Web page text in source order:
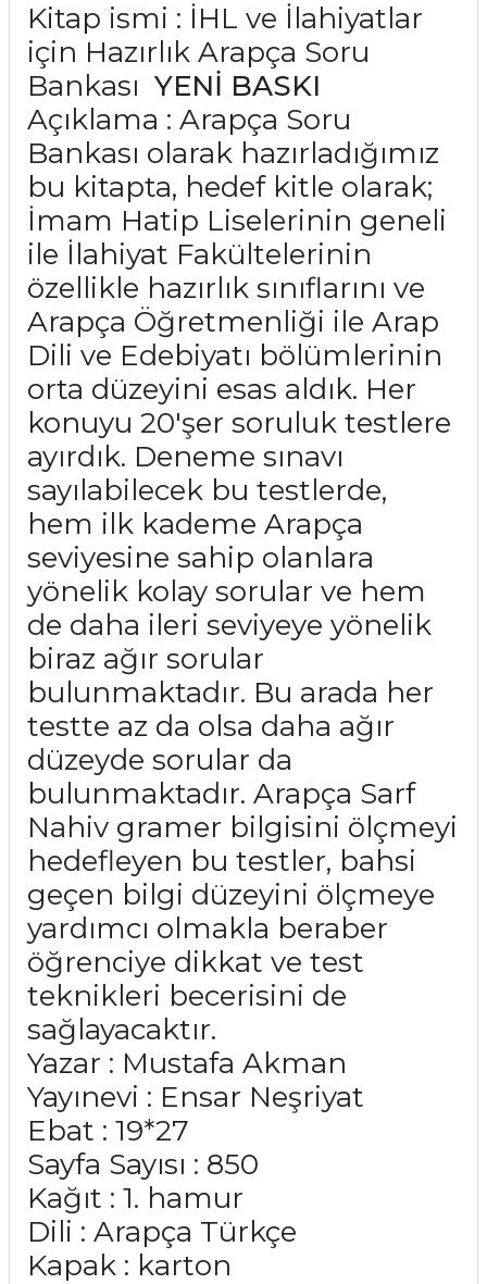
Kitap ismi : İHL ve İlahiyatlar
için Hazırlık Arapça Soru
Bankası YENİ BASKI
Açıklama : Arapça Soru
Bankası olarak hazırladığımız
bu kitapta, hedef kitle olarak;
İmam Hatip Liselerinin geneli
ile İlahiyat Fakültelerinin
özellikle hazırlık sınıflarını ve
Arapça Öğretmenliği ile Arap
Dili ve Edebiyatı bölümlerinin
orta düzeyini esas aldık. Her
konuyu 20'şer soruluk testlere
ayırdık. Deneme sınavı
sayılabilecek bu testlerde,
hem ilk kademe Arapça
seviyesine sahip olanlara
yönelik kolay sorular ve hem
de daha ileri seviyeye yönelik
biraz ağır sorular
bulunmaktadır. Bu arada her
testte az da olsa daha ağır
düzeyde sorular da
bulunmaktadır. Arapça Sarf
Nahiv gramer bilgisini ölçmeyi
hedefleyen bu testler, bahsi
geçen bilgi düzeyini ölçmeye
yardımcı olmakla beraber
öğrenciye dikkat ve test
teknikleri becerisini de
sağlayacaktır.
Yazar : Mustafa Akman
Yayınevi : Ensar Neşriyat
Ebat : 19*27
Sayfa Sayısı : 850
Kağıt : 1. hamur
Dili : Arapça Türkçe
Kapak : karton